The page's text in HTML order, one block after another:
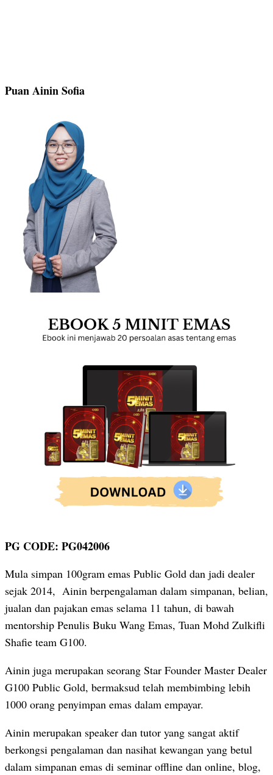
Puan Ainin Sofia
PG CODE: PG042006
Mula simpan 100gram emas Public Gold dan jadi dealer
sejak 2014, Ainin berpengalaman dalam simpanan, belian,
jualan dan pajakan emas selama 11 tahun, di bawah
mentorship Penulis Buku Wang Emas, Tuan Mohd Zulkifli
Shafie team G100.
Ainin juga merupakan seorang Star Founder Master Dealer
G100 Public Gold, bermaksud telah membimbing lebih
1000 orang penyimpan emas dalam empayar.
Ainin merupakan speaker dan tutor yang sangat aktif
berkongsi pengalaman dan nasihat kewangan yang betul
dalam simpanan emas di seminar offline dan online, blog,